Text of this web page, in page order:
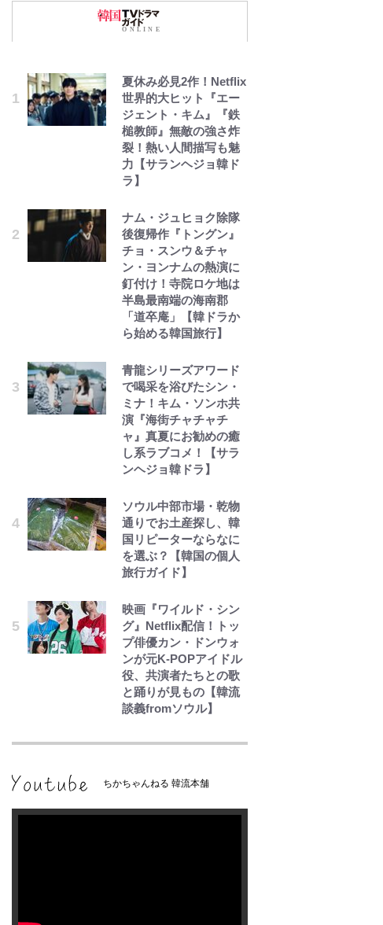
夏休み必見2作！Netflix
世界的大ヒット『エー
ジェント・キム』『鉄
槌教師』無敵の強さ炸
裂！熱い人間描写も魅
力【サランヘジョ韓ド
ラ】
ナム・ジュヒョク除隊
後復帰作『トングン』
チョ・スンウ＆チャ
ン・ヨンナムの熱演に
釘付け！寺院ロケ地は
半島最南端の海南郡
「道卒庵」【韓ドラか
ら始める韓国旅行】
青龍シリーズアワード
で喝采を浴びたシン・
ミナ！キム・ソンホ共
演『海街チャチャチ
ャ』真夏にお勧めの癒
し系ラブコメ！【サラ
ンヘジョ韓ドラ】
ソウル中部市場・乾物
通りでお土産探し、韓
国リピーターならなに
を選ぶ？【韓国の個人
旅行ガイド】
映画『ワイルド・シン
グ』Netflix配信！トッ
プ俳優カン・ドンウォ
ンが元K-POPアイドル
役、共演者たちとの歌
と踊りが見もの【韓流
談義fromソウル】
ちかちゃんねる 韓流本舗